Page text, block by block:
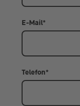
E-Mail*
Telefon*